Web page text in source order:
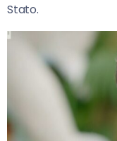
Stato.